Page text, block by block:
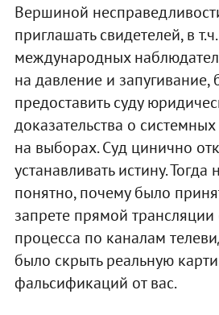
Вершиной
приглашать свидетелей, в
международных
на давление и запугивание,
предоставить суду
доказательства о
на выборах. Суд цинично
устанавливать истину. Тогда
понятно, почему было
запрете прямой трансляции
процесса по каналам
было скрыть реальную
фальсификаций от вас.